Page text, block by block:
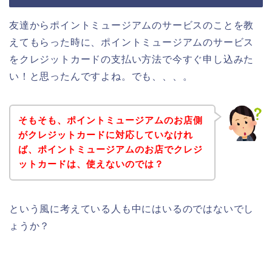
友達からポイントミュージアムのサービスのことを教
えてもらった時に、ポイントミュージアムのサービス
をクレジットカードの支払い方法で今すぐ申し込みた
い！と思ったんですよね。でも、、、。
そもそも、ポイントミュージアムのお店側
がクレジットカードに対応していなけれ
ば、ポイントミュージアムのお店でクレジ
ットカードは、使えないのでは？
という風に考えている人も中にはいるのではないでし
ょうか？